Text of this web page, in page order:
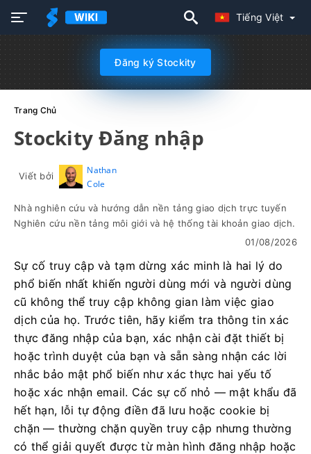
Tiếng Việt
Đăng ký Stockity
Trang Chủ
Stockity Đăng nhập
Viết bởi
Nathan
Cole
Nhà nghiên cứu và hướng dẫn nền tảng giao dịch trực tuyến
Nghiên cứu nền tảng môi giới và hệ thống tài khoản giao dịch.
01/08/2026
Sự cố truy cập và tạm dừng xác minh là hai lý do
phổ biến nhất khiến người dùng mới và người dùng
cũ không thể truy cập không gian làm việc giao
dịch của họ. Trước tiên, hãy kiểm tra thông tin xác
thực đăng nhập của bạn, xác nhận cài đặt thiết bị
hoặc trình duyệt của bạn và sẵn sàng nhận các lời
nhắc bảo mật phổ biến như xác thực hai yếu tố
hoặc xác nhận email. Các sự cố nhỏ — mật khẩu đã
hết hạn, lỗi tự động điền đã lưu hoặc cookie bị
chặn — thường chặn quyền truy cập nhưng thường
có thể giải quyết được từ màn hình đăng nhập hoặc